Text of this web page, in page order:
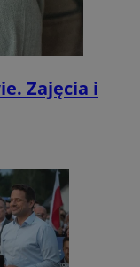
Zajęcia i